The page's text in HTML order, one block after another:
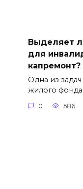
Выделяет
для
капремонт?
Одна из
жилого фонда
0 586